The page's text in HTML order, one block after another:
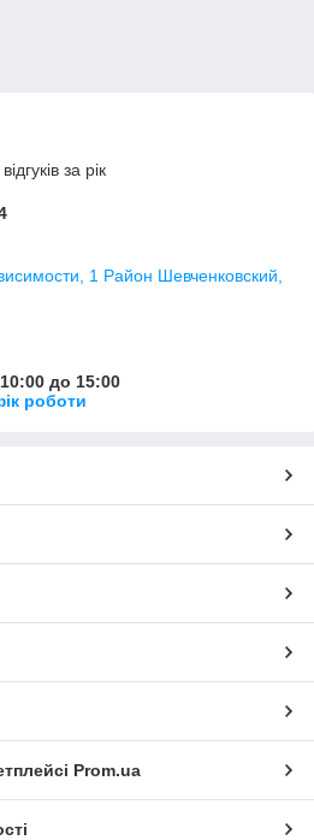
за рік
1 Район Шевченковский,
до 15:00
роботи
Prom.ua